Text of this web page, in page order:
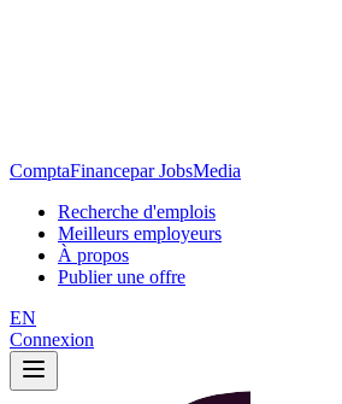
ComptaFinancepar JobsMedia
Recherche d'emplois
Meilleurs employeurs
À propos
Publier une offre
EN
Connexion